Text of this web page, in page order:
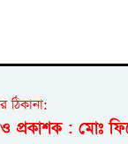
ঠিকানা:
প্রকাশক : মোঃ